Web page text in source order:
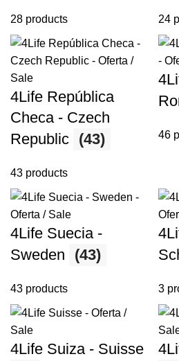
28 products 24
4Life República
Checa - Czech
Republic (43)
43 products
46
4Life Suecia -
Sweden
(43)
43 products 3
4Life Suiza - Suisse